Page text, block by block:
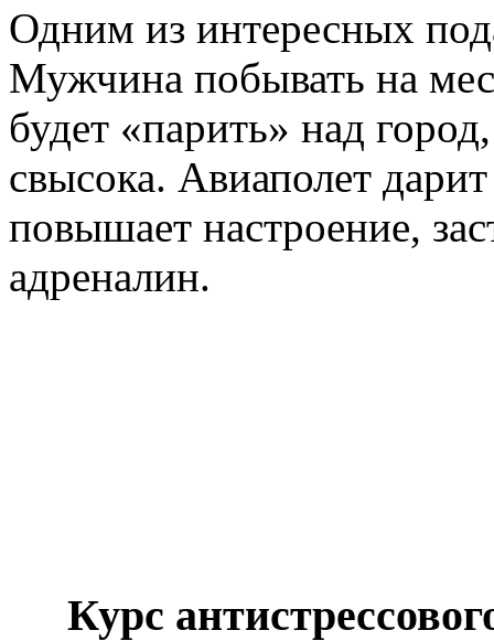
Одним из интересных
Мужчина побывать на
будет «парить» над
свысока. Авиаполет
повышает настроение,
адреналин.
Курс